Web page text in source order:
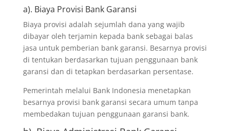
a). Biaya Provisi Bank Garansi
Biaya provisi adalah sejumlah dana yang wajib
dibayar oleh terjamin kepada bank sebagai balas
jasa untuk pemberian bank garansi. Besarnya provisi
di tentukan berdasarkan tujuan penggunaan bank
garansi dan di tetapkan berdasarkan persentase.
Pemerintah melalui Bank Indonesia menetapkan
besarnya provisi bank garansi secara umum tanpa
membedakan tujuan penggunaan garansi bank.